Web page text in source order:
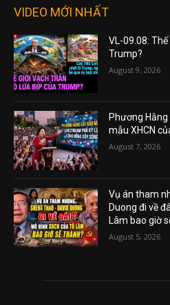
VIDEO MỚI NHẤT
VL-09.08:
Trump?
August 9, 2026
Phương
mẫu XHCN
August 7, 2026
Vụ án tham
Duong đi về
Lâm bao giờ
August 5, 2026